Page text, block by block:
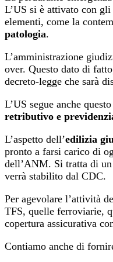
L’US si è attivato con
elementi, come la
patologia.
L’amministrazione
over. Questo dato di
decreto-legge che sarà
L’US segue anche
retributivo e
L’aspetto dell’edilizia
pronto a farsi carico di
dell’ANM. Si tratta di un
verrà stabilito dal CDC.
Per agevolare l’attività
TFS, quelle ferroviarie,
copertura assicurativa
Contiamo anche di